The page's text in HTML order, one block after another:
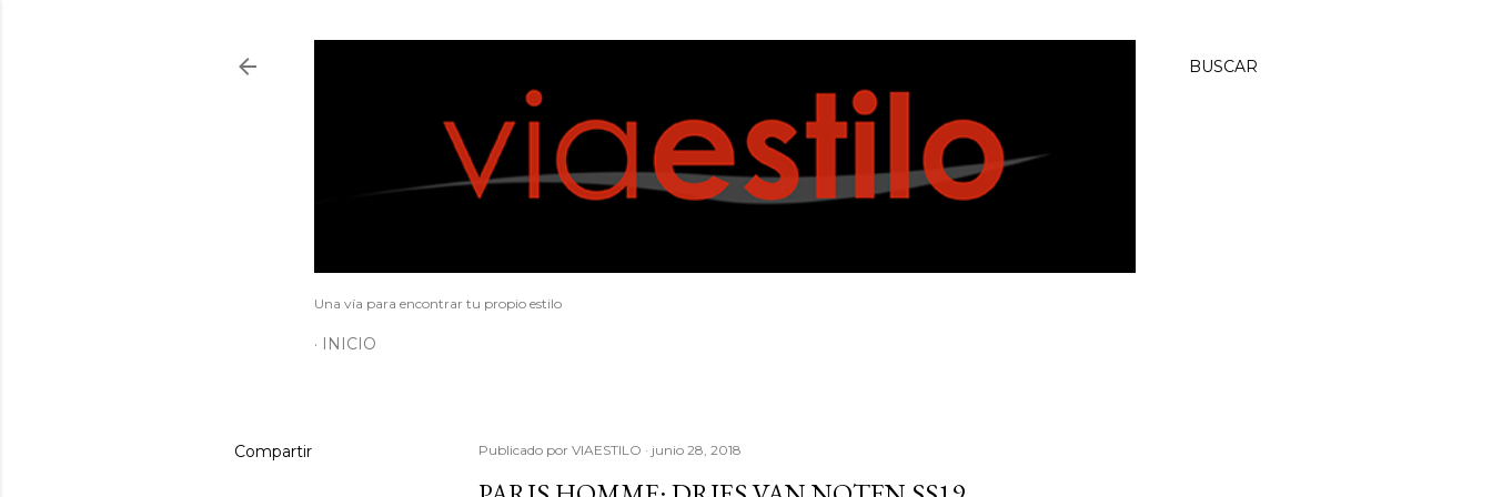
BUSCAR
Una vía para encontrar tu propio estilo
INICIO
Compartir Publicado por VIAESTILO junio 28, 2018